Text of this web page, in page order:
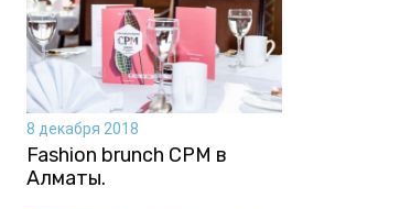
8 декабря 2018
Fashion brunch CPM в
Алматы.